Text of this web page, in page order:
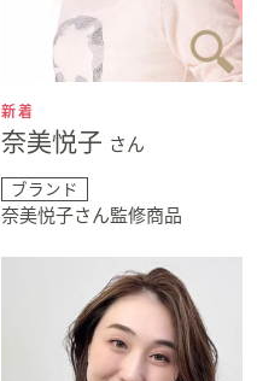
新着
奈美悦子 さん
ブランド
奈美悦子さん監修商品